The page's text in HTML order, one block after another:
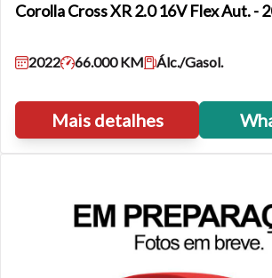
CorollaCross XR 2.0 16V Flex Aut. -
2022 66.000 KM Álc./Gasol.
Mais detalhes